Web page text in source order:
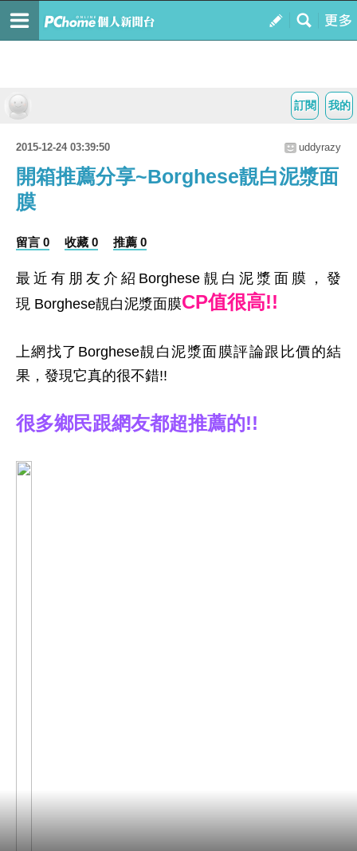
我的
訂閱
2015-12-24 03:39:50 uddyrazy
開箱推薦分享~Borghese靚白泥漿面
膜
留言 0 收藏 0 推薦 0
最近有朋友介紹Borghese靚白泥漿面膜，發
現 Borghese靚白泥漿面膜CP值很高!!
上網找了Borghese靚白泥漿面膜評論跟比價的結
果，發現它真的很不錯!!
很多鄉民跟網友都超推薦的!!